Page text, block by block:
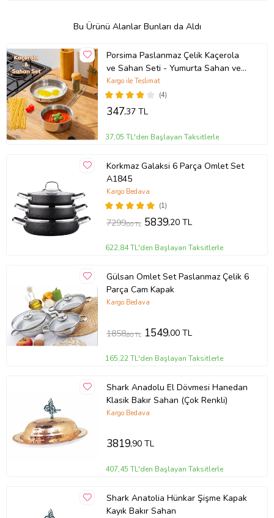
Bu Ürünü Alanlar Bunları da Aldı
Porsima Paslanmaz Çelik Kaçerola
ve Sahan Seti - Yumurta Sahan ve
Sos Tavası 14-18 cm
(4)
Kargo ile Teslimat
347,37 TL
37,05 TL'den Başlayan Taksitlerle
Korkmaz Galaksi 6 Parça Omlet Set
A1845
(1)
Kargo Bedava
7299,00 TL 5839,20 TL
622,84 TL'den Başlayan Taksitlerle
Gülsan Omlet Set Paslanmaz Çelik 6
Parça Cam Kapak
Kargo Bedava
1858,80 TL 1549,00 TL
165,22 TL'den Başlayan Taksitlerle
Shark Anadolu El Dövmesi Hanedan
Klasik Bakır Sahan (Çok Renkli)
Kargo Bedava
3819,90 TL
407,45 TL'den Başlayan Taksitlerle
Shark Anatolia Hünkar Şişme Kapak
Kayık Bakır Sahan